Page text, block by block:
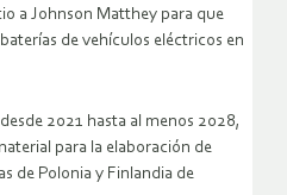
a Johnson Matthey para que
de vehículos eléctricos en
2021 hasta al menos 2028,
para la elaboración de
de Polonia y Finlandia de